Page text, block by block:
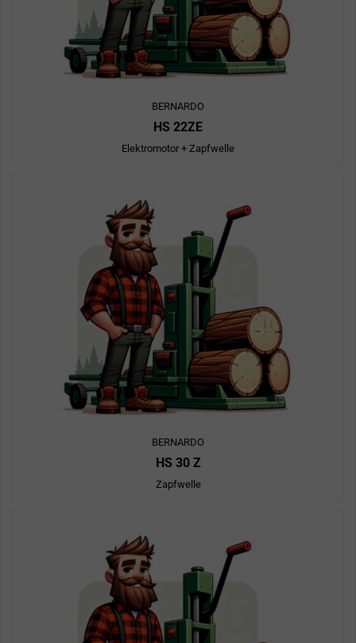
BERNARDO
HS 22ZE
Elektromotor + Zapfwelle
BERNARDO
HS 30 Z
Zapfwelle